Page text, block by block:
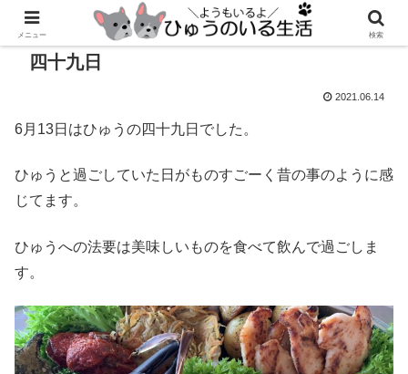
四十九日
2021.06.14
6月13日はひゅうの四十九日でした。
ひゅうと過ごしていた日がものすごーく昔の事のように感
じてます。
ひゅうへの法要は美味しいものを食べて飲んで過ごしま
す。
メニュー 検索